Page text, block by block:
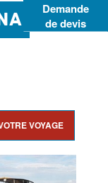
VOYAGE
Demande
de devis